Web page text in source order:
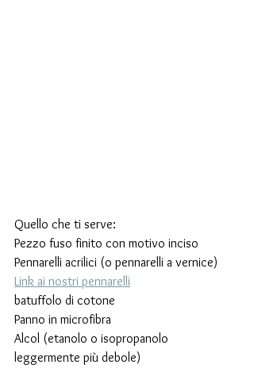
Quello che ti serve:
Pezzo fuso finito con motivo inciso
Pennarelli acrilici (o pennarelli a vernice)
Link ai nostri pennarelli
batuffolo di cotone
Panno in microfibra
Alcol (etanolo o isopropanolo
leggermente più debole)